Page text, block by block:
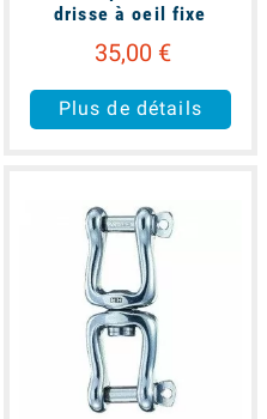
drisse à oeil fixe
35,00 €
Plus de détails